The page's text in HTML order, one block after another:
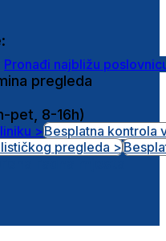
Pronađi najbližu
pregleda
pet, 8-16h)
>Besplatna kontrola
pregleda >